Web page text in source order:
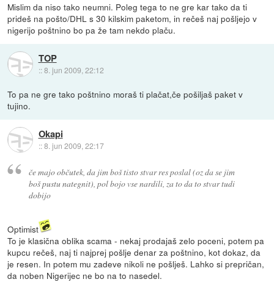
Mislim da niso tako neumni. Poleg tega to ne gre kar tako da ti
prideš na pošto/DHL s 30 kilskim paketom, in rečeš naj pošljejo v
nigerijo poštnino bo pa že tam nekdo plaču.
TOP
::8. jun 2009, 22:12
To pa ne gre tako poštnino moraš ti plačat,če pošiljaš paket v
tujino.
Okapi
::8. jun 2009, 22:17
če majo občutek, da jim boš tisto stvar res poslal (oz da se jim
boš pustu nategnit), pol bojo vse nardili, za to da to stvar tudi
dobijo
Optimist
To je klasična oblika scama - nekaj prodajaš zelo poceni, potem pa
kupcu rečeš, naj ti najprej pošlje denar za poštnino, kot dokaz, da
je resen. In potem mu zadeve nikoli ne pošlješ. Lahko si prepričan,
da noben Nigerijec ne bo na to nasedel.